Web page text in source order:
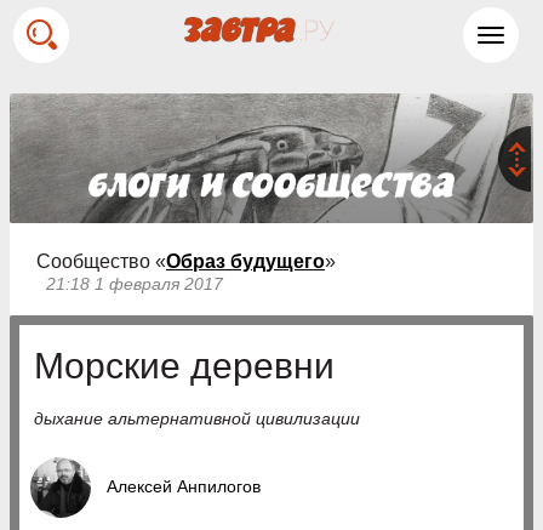
Сообщество «Образ будущего»
21:18 1 февраля 2017
Морские деревни
дыхание альтернативной цивилизации
Алексей Анпилогов